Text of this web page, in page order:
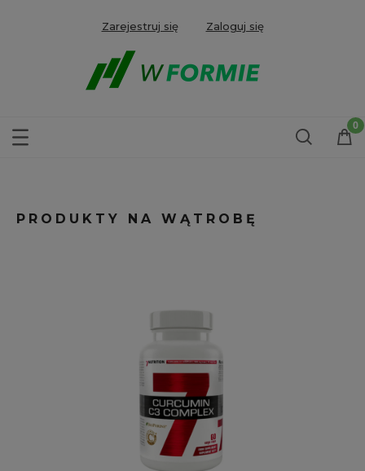
Zarejestruj się Zaloguj się
PRODUKTY NA WĄTROBĘ